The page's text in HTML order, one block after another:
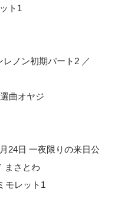
ト1
ノン初期パート2 ／
曲オヤジ
24日 一夜限りの来日公
まさとわ
モレット1